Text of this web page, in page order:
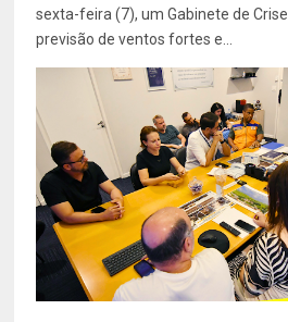
sexta-feira (7), um Gabinete de
previsão de ventos fortes e...